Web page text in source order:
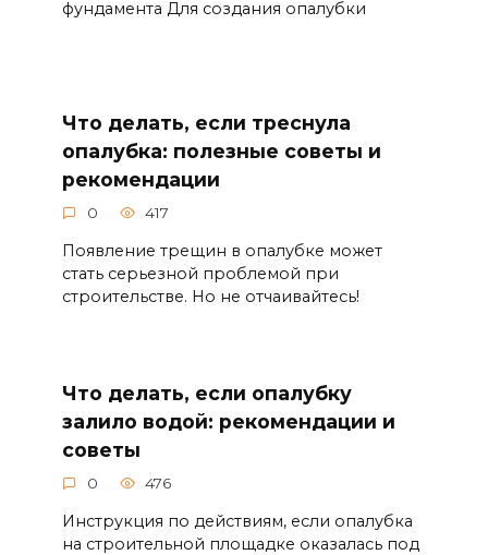
фундамента Для создания опалубки
Что делать, если треснула
опалубка: полезные советы и
рекомендации
0 417
Появление трещин в опалубке может
стать серьезной проблемой при
строительстве. Но не отчаивайтесь!
Что делать, если опалубку
залило водой: рекомендации и
советы
0 476
Инструкция по действиям, если опалубка
на строительной площадке оказалась под